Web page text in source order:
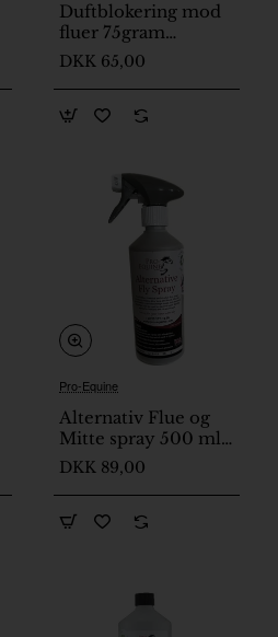
Duftblokering mod
fluer 75gram
Excellent Horse
DKK 65,00
🔥 Populær
Pro-Equine
Alternativ Flue og
Mitte spray 500 ml
med forstøver til
hest
DKK 89,00